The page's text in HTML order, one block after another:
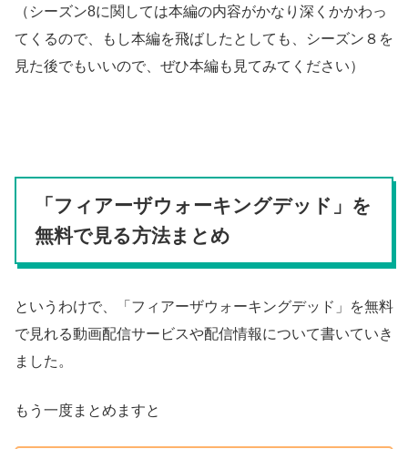
（シーズン8に関しては本編の内容がかなり深くかかわっ
てくるので、もし本編を飛ばしたとしても、シーズン８を
見た後でもいいので、ぜひ本編も見てみてください）
「フィアーザウォーキングデッド」を
無料で見る方法まとめ
というわけで、「フィアーザウォーキングデッド」を無料
で見れる動画配信サービスや配信情報について書いていき
ました。
もう一度まとめますと